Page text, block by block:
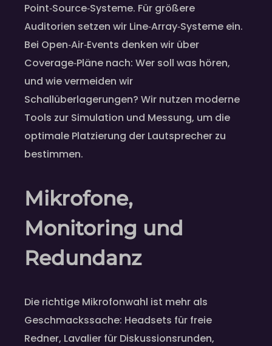
Point‑Source‑Systeme. Für größere
Auditorien setzen wir Line‑Array‑Systeme ein.
Bei Open‑Air‑Events denken wir über
Coverage‑Pläne nach: Wer soll was hören,
und wie vermeiden wir
Schallüberlagerungen? Wir nutzen moderne
Tools zur Simulation und Messung, um die
optimale Platzierung der Lautsprecher zu
bestimmen.
Mikrofone,
Monitoring und
Redundanz
Die richtige Mikrofonwahl ist mehr als
Geschmackssache: Headsets für freie
Redner, Lavalier für Diskussionsrunden,